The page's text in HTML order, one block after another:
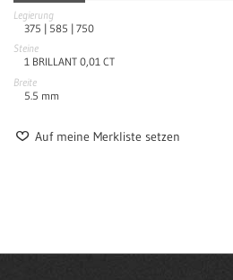
Legierung
375 | 585 | 750
Steine
1 BRILLANT 0,01 CT
Breite
5.5 mm
Auf meine Merkliste setzen